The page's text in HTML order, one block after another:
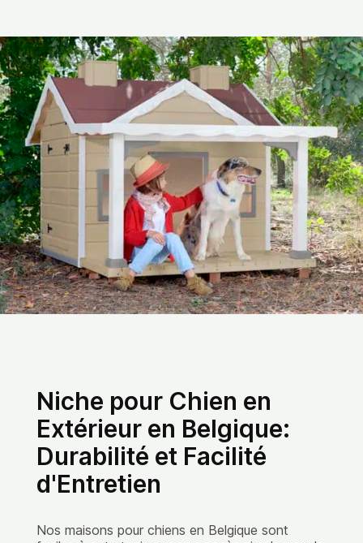
Niche pour Chien en
Extérieur en Belgique:
Durabilité et Facilité
d'Entretien
Nos maisons pour chiens en Belgique sont